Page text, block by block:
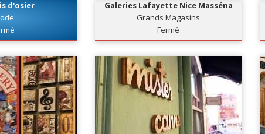
d'osier
Galeries Lafayette Nice Masséna
Grands Magasins
Fermé